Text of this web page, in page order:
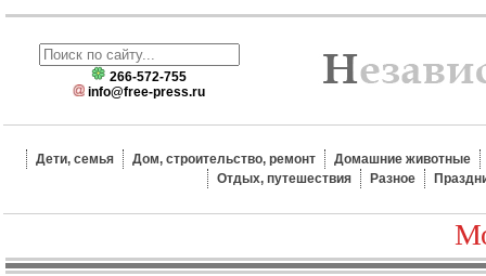
266-572-755
info@free-press.ru
Дети, семья Дом, строительство, ремонт
Домашние животные
Отдых, путешествия
Разное